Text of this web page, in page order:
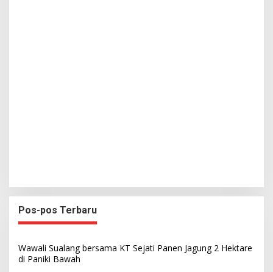
Pos-pos Terbaru
Wawali Sualang bersama KT Sejati Panen Jagung 2 Hektare
di Paniki Bawah